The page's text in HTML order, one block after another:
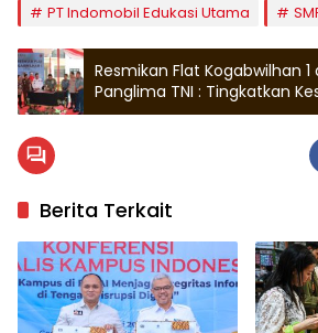
PT Indomobil Edukasi Utama
Resmikan Flat Kogabwilhan
Panglima TNI : Tingkatkan
dan Moril TNI
Berita Terkait